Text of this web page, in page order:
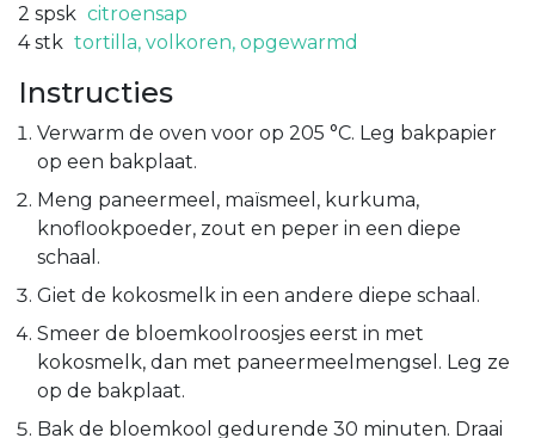
2 spsk citroensap
4 stk tortilla, volkoren, opgewarmd
Instructies
Verwarm de oven voor op 205 °C. Leg bakpapier
op een bakplaat.
Meng paneermeel, maïsmeel, kurkuma,
knoflookpoeder, zout en peper in een diepe
schaal.
Giet de kokosmelk in een andere diepe schaal.
Smeer de bloemkoolroosjes eerst in met
kokosmelk, dan met paneermeelmengsel. Leg ze
op de bakplaat.
Bak de bloemkool gedurende 30 minuten. Draai